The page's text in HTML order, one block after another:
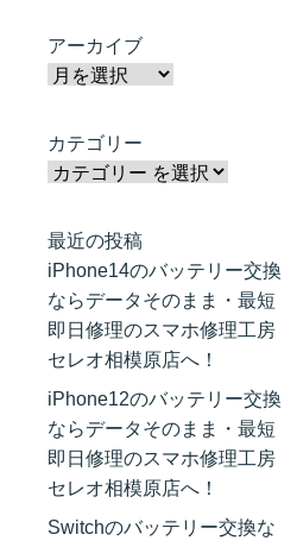
アーカイブ
カテゴリー
最近の投稿
iPhone14のバッテリー交換
ならデータそのまま・最短
即日修理のスマホ修理工房
セレオ相模原店へ！
iPhone12のバッテリー交換
ならデータそのまま・最短
即日修理のスマホ修理工房
セレオ相模原店へ！
Switchのバッテリー交換な